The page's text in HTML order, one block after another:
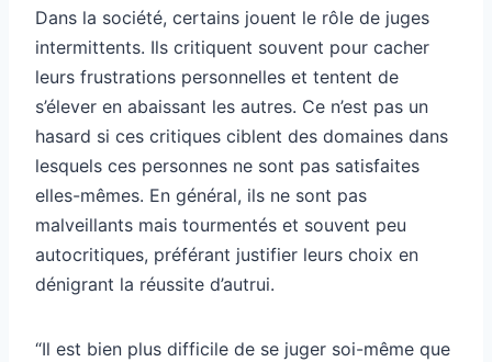
Dans la société, certains jouent le rôle de juges
intermittents. Ils critiquent souvent pour cacher
leurs frustrations personnelles et tentent de
s’élever en abaissant les autres. Ce n’est pas un
hasard si ces critiques ciblent des domaines dans
lesquels ces personnes ne sont pas satisfaites
elles-mêmes. En général, ils ne sont pas
malveillants mais tourmentés et souvent peu
autocritiques, préférant justifier leurs choix en
dénigrant la réussite d’autrui.
“Il est bien plus difficile de se juger soi-même que